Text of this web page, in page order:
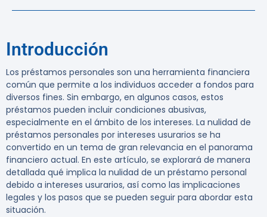
Introducción
Los préstamos personales son una herramienta financiera
común que permite a los individuos acceder a fondos para
diversos fines. Sin embargo, en algunos casos, estos
préstamos pueden incluir condiciones abusivas,
especialmente en el ámbito de los intereses. La nulidad de
préstamos personales por intereses usurarios se ha
convertido en un tema de gran relevancia en el panorama
financiero actual. En este artículo, se explorará de manera
detallada qué implica la nulidad de un préstamo personal
debido a intereses usurarios, así como las implicaciones
legales y los pasos que se pueden seguir para abordar esta
situación.